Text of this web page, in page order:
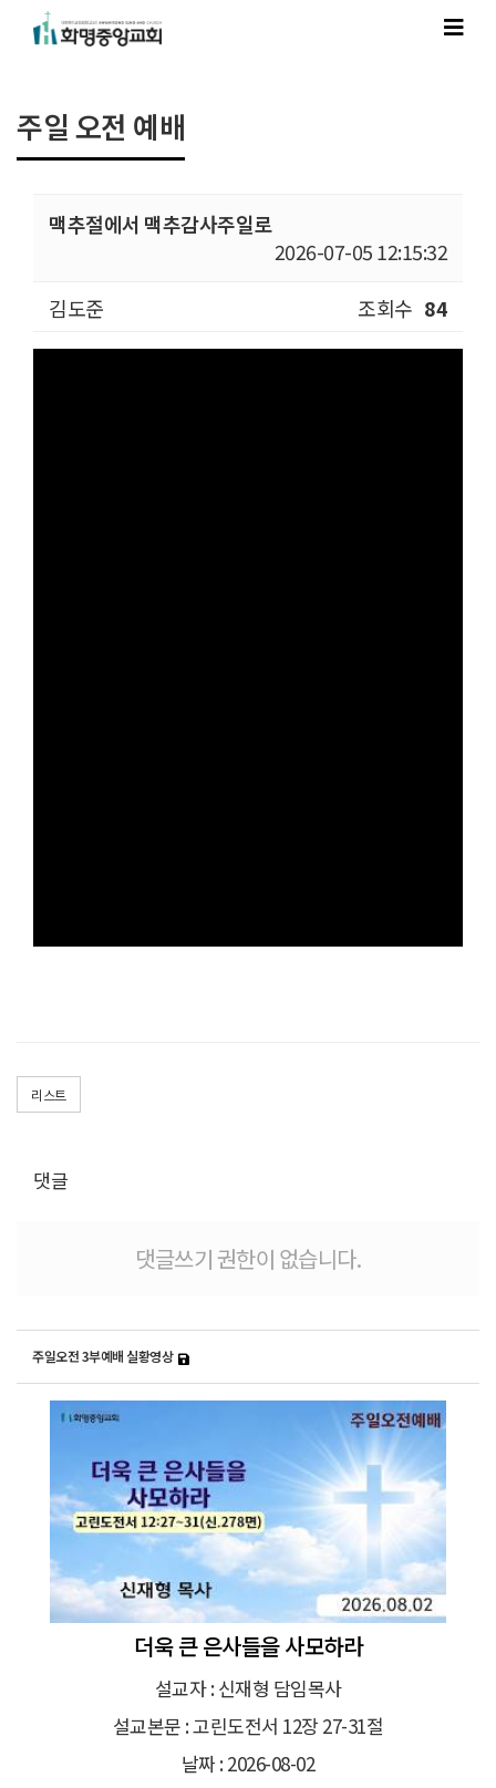
주일 오전 예배
맥추절에서 맥추감사주일로
2026-07-05 12:15:32
김도준
조회수 84
리스트
댓글
댓글쓰기 권한이 없습니다.
주일오전 3부예배 실황영상
더욱 큰 은사들을 사모하라
설교자 : 신재형 담임목사
설교본문 : 고린도전서 12장 27-31절
날짜 : 2026-08-02